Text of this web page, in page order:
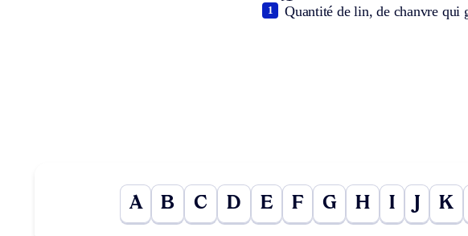
Quantité de lin, de chanvre qui
1
A B C D E F G H I K